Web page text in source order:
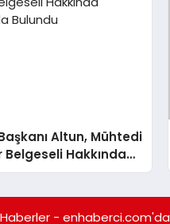
Altun, Mühtedi
Belgeseli Hakkında
Bulundu
Haberler - enhaberci.com'da